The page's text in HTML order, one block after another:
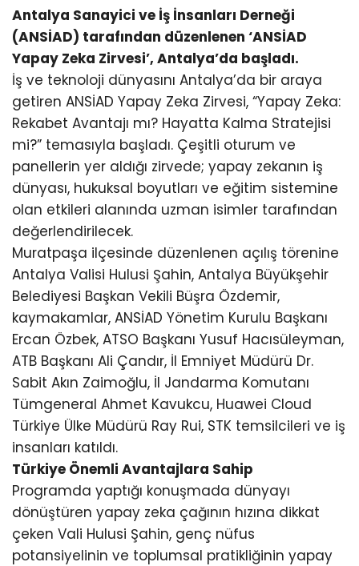
Antalya Sanayici ve İş İnsanları Derneği
(ANSİAD) tarafından düzenlenen ‘ANSİAD
Yapay Zeka Zirvesi’, Antalya’da başladı.
İş ve teknoloji dünyasını Antalya’da bir araya
getiren ANSİAD Yapay Zeka Zirvesi, “Yapay Zeka:
Rekabet Avantajı mı? Hayatta Kalma Stratejisi
mi?” temasıyla başladı. Çeşitli oturum ve
panellerin yer aldığı zirvede; yapay zekanın iş
dünyası, hukuksal boyutları ve eğitim sistemine
olan etkileri alanında uzman isimler tarafından
değerlendirilecek.
Muratpaşa ilçesinde düzenlenen açılış törenine
Antalya Valisi Hulusi Şahin, Antalya Büyükşehir
Belediyesi Başkan Vekili Büşra Özdemir,
kaymakamlar, ANSİAD Yönetim Kurulu Başkanı
Ercan Özbek, ATSO Başkanı Yusuf Hacısüleyman,
ATB Başkanı Ali Çandır, İl Emniyet Müdürü Dr.
Sabit Akın Zaimoğlu, İl Jandarma Komutanı
Tümgeneral Ahmet Kavukcu, Huawei Cloud
Türkiye Ülke Müdürü Ray Rui, STK temsilcileri ve iş
insanları katıldı.
Türkiye Önemli Avantajlara Sahip
Programda yaptığı konuşmada dünyayı
dönüştüren yapay zeka çağının hızına dikkat
çeken Vali Hulusi Şahin, genç nüfus
potansiyelinin ve toplumsal pratikliğinin yapay